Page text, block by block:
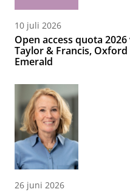
10 juli 2026
Open access quota
Taylor & Francis,
Emerald
26 juni 2026